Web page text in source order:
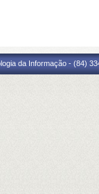
da Informação - (84)